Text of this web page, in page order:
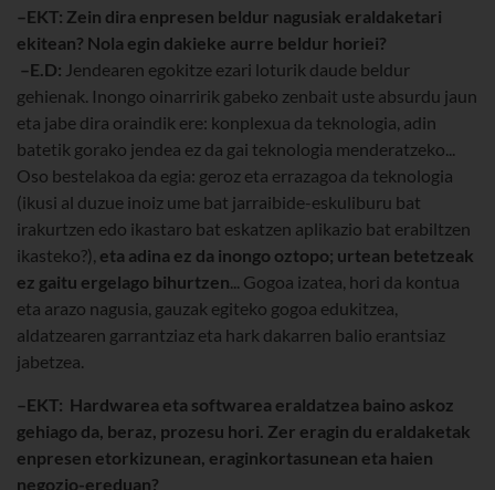
–EKT: Zein dira enpresen beldur nagusiak eraldaketari
ekitean? Nola egin dakieke aurre beldur horiei?
–E.D: Jendearen egokitze ezari loturik daude beldur
gehienak. Inongo oinarririk gabeko zenbait uste absurdu jaun
eta jabe dira oraindik ere: konplexua da teknologia, adin
batetik gorako jendea ez da gai teknologia menderatzeko...
Oso bestelakoa da egia: geroz eta errazagoa da teknologia
(ikusi al duzue inoiz ume bat jarraibide-eskuliburu bat
irakurtzen edo ikastaro bat eskatzen aplikazio bat erabiltzen
ikasteko?), eta adina ez da inongo oztopo; urtean betetzeak
ez gaitu ergelago bihurtzen... Gogoa izatea, hori da kontua
eta arazo nagusia, gauzak egiteko gogoa edukitzea,
aldatzearen garrantziaz eta hark dakarren balio erantsiaz
jabetzea.
–EKT: Hardwarea eta softwarea eraldatzea baino askoz
gehiago da, beraz, prozesu hori. Zer eragin du eraldaketak
enpresen etorkizunean, eraginkortasunean eta haien
negozio-ereduan?